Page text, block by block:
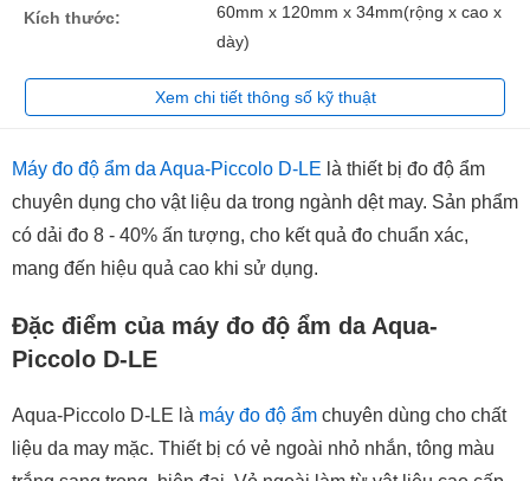
Kích thước:
60mm x 120mm x 34mm(rộng x cao x
dày)
Xem chi tiết thông số kỹ thuật
Máy đo độ ẩm da Aqua-Piccolo D-LE là thiết bị đo độ ẩm
chuyên dụng cho vật liệu da trong ngành dệt may. Sản phẩm
có dải đo 8 - 40% ấn tượng, cho kết quả đo chuẩn xác,
mang đến hiệu quả cao khi sử dụng.
Đặc điểm của máy đo độ ẩm da Aqua-
Piccolo D-LE
Aqua-Piccolo D-LE là máy đo độ ẩm chuyên dùng cho chất
liệu da may mặc. Thiết bị có vẻ ngoài nhỏ nhắn, tông màu